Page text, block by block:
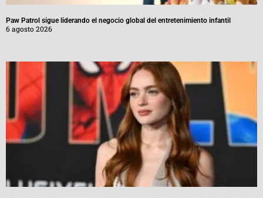
Paw Patrol sigue liderando el negocio global del entretenimiento infantil
6 agosto 2026